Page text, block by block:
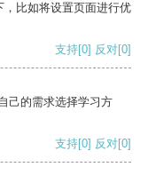
比如将设置页面进行优
支持[0] 反对[0]
己的需求选择学习方
支持[0] 反对[0]